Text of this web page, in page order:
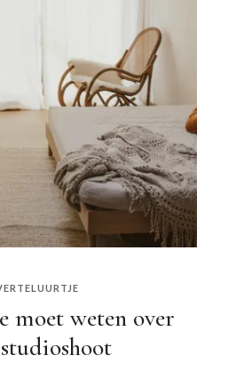
moet weten over